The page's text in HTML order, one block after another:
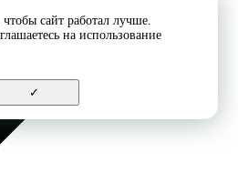
сайт работал лучше.
на использование
✓